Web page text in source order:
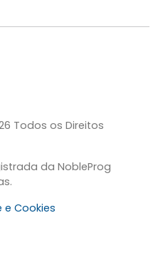
Todos os Direitos
da NobleProg
e Cookies